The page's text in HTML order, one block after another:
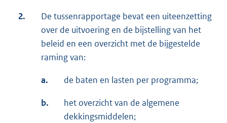
2.
De tussenrapportage bevat een uiteenzetting
over de uitvoering en de bijstelling van het
beleid en een overzicht met de bijgestelde
raming van:
a. de baten en lasten per programma;
b.
het overzicht van de algemene
dekkingsmiddelen;